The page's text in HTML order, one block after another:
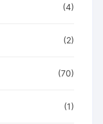
(4)
(2)
(70)
(1)